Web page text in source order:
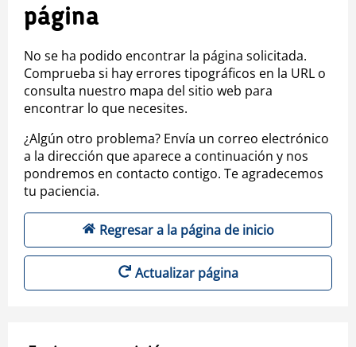
página
No se ha podido encontrar la página solicitada.
Comprueba si hay errores tipográficos en la URL o
consulta nuestro mapa del sitio web para
encontrar lo que necesites.
¿Algún otro problema? Envía un correo electrónico
a la dirección que aparece a continuación y nos
pondremos en contacto contigo. Te agradecemos
tu paciencia.
Regresar a la página de inicio
Actualizar página